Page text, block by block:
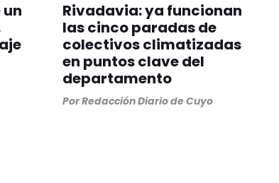
Rivadavia: ya funcionan
las cinco paradas de
colectivos climatizadas
en puntos clave del
departamento
PorRedacción Diario de Cuyo